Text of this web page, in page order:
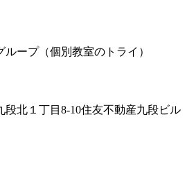
ープ（個別教室のトライ）
段北１丁目8-10住友不動産九段ビル